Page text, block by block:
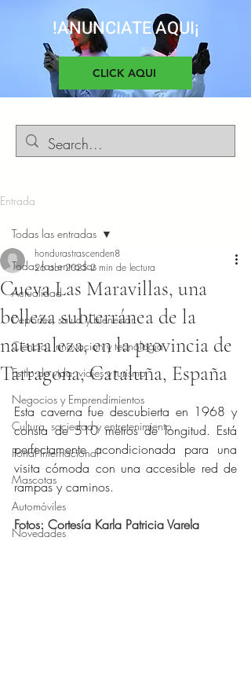
!ANUNCIATE AQUI¡
CLICK AQUI
Entrada
Todas las entradas
Actualidad
Deportes, salud y bienestar
Ciencia, Innovacion y tecnología
Estilo de vida, viajes y turismo
Negocios y Emprendimientos
Cultura, sociedad y entretenimiento
Portal Internacional
Mascotas
Automóviles
Novedades
Todas las entradas
Cueva Las Maravillas, una
belleza subterránea de la
naturaleza, en la provincia de
Tarragona, Cataluña, España
hondurastrascenden8
26 abr 2025 2 min de lectura
Obtuvo NaN de 5 estrellas.
Esta caverna fue descubierta en 1968 y
consta de 510 metros de longitud. Está
perfectamente acondicionada para una
visita cómoda con una accesible red de
rampas y caminos.
Fotos: Cortesía Karla Patricia Varela